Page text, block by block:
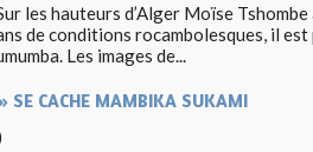
les hauteurs d’Alger Moïse
de conditions rocambolesques, il est
Les images de...
SE CACHE MAMBIKA SUKAMI